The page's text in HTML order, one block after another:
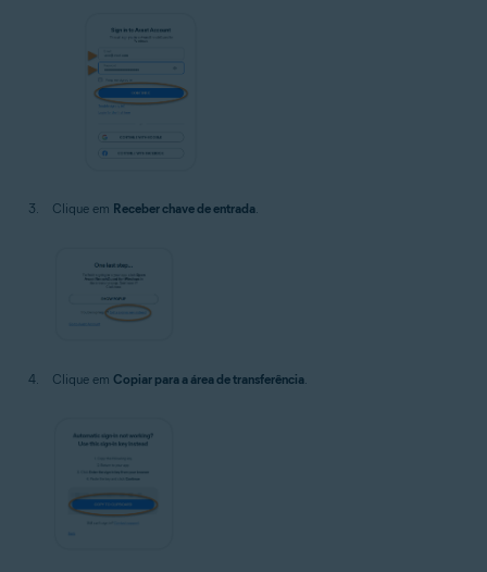
Clique em Receber chave de entrada
Clique em Copiar para a área de transferência